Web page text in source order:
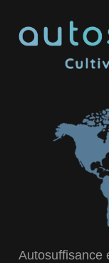
Autosuffisance